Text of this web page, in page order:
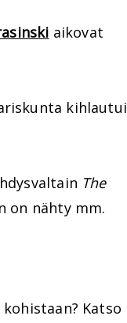
aikovat
kihlautui
The
on nähty mm.
Katso